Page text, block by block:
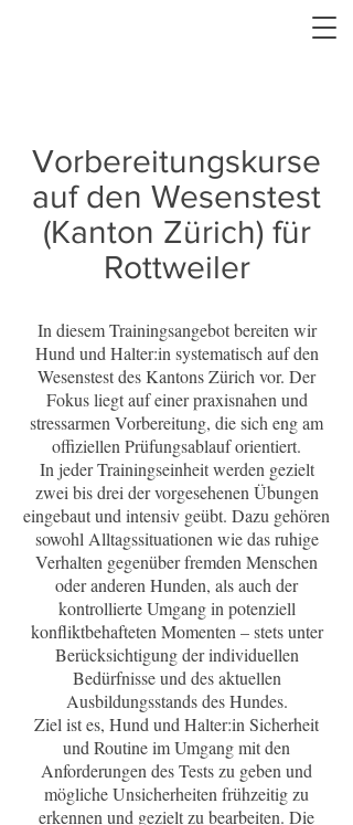
Vorbereitungskurse
auf den Wesenstest
(Kanton Zürich) für
Rottweiler
In diesem Trainingsangebot bereiten wir
Hund und Halter:in systematisch auf den
Wesenstest des Kantons Zürich vor. Der
Fokus liegt auf einer praxisnahen und
stressarmen Vorbereitung, die sich eng am
offiziellen Prüfungsablauf orientiert.
In jeder Trainingseinheit werden gezielt
zwei bis drei der vorgesehenen Übungen
eingebaut und intensiv geübt. Dazu gehören
sowohl Alltagssituationen wie das ruhige
Verhalten gegenüber fremden Menschen
oder anderen Hunden, als auch der
kontrollierte Umgang in potenziell
konfliktbehafteten Momenten – stets unter
Berücksichtigung der individuellen
Bedürfnisse und des aktuellen
Ausbildungsstands des Hundes.
Ziel ist es, Hund und Halter:in Sicherheit
und Routine im Umgang mit den
Anforderungen des Tests zu geben und
mögliche Unsicherheiten frühzeitig zu
erkennen und gezielt zu bearbeiten. Die